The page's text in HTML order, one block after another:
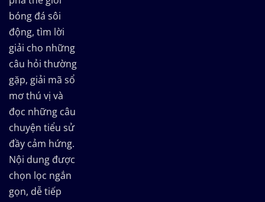
bóng đá sôi
động, tìm lời
giải cho những
câu hỏi thường
gặp, giải mã sổ
mơ thú vị và
đọc những câu
chuyện tiểu sử
đầy cảm hứng.
Nội dung được
chọn lọc ngắn
gọn, dễ tiếp